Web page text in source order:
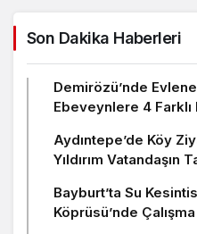
Son Dakika Haberleri
Demirözü’nde
Ebeveynlere 4 Farklı
Aydıntepe’de Köy
Yıldırım
Bayburt’ta Su
Köprüsü’nde Çalışma